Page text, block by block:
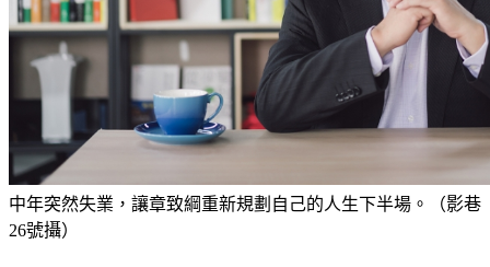
中年突然失業，讓章致綱重新規劃自己的人生下半場。（影巷
26號攝）